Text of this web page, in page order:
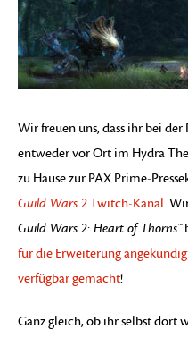
Wir freuen uns, dass ihr bei
entweder vor Ort im Hydra
zu Hause zur PAX Prime-
Guild Wars 2Twitch-Kanal.
Guild Wars 2: Heart of Thorns™
für die Erweiterung
verfügbar gemacht!
Ganz gleich, ob ihr selbst dort